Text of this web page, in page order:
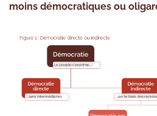
moins démocratiques ou